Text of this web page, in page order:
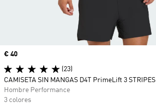
Precio
€ 40
(23)
CAMISETA SIN MANGAS D4T PrimeLift 3 STRIPES
Hombre Performance
3 colores